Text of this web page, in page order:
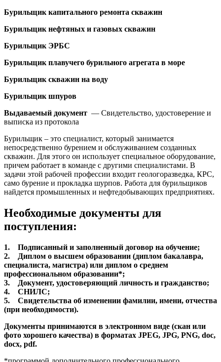
Бурильщик капитального ремонта скважин
Бурильщик нефтяных и газовых скважин
Бурильщик ЭРБС
Бурильщик плавучего бурильного агрегата в море
Бурильщик скважин на воду
Бурильщик шпуров
Выдаваемый документ — Свидетельство, удостоверение и
выписка из протокола
Бурильщик – это специалист, который занимается
непосредственно бурением и обслуживанием созданных
скважин. Для этого он использует специальное оборудование,
причем работает в команде с другими специалистами. В
задачи этой рабочей профессии входит геологоразведка, КРС,
само бурение и прокладка шурпов. Работа для бурильщиков
найдется промышленных и нефтедобывающих предприятиях.
Необходимые документы для
поступления:
1. Подписанный и заполненный договор на обучение;
2. Диплом о высшем образовании (диплом бакалавра,
специалиста, магистра) или диплом о среднем
профессиональном образовании*;
3. Документ, удостоверяющий личность и гражданство;
4. СНИЛС;
5. Свидетельства об изменении фамилии, имени, отчества
(при необходимости).
Документы принимаются в электронном виде (скан или
фото хорошего качества) в форматах JPEG, JPG, PNG, doc,
docx, pdf.